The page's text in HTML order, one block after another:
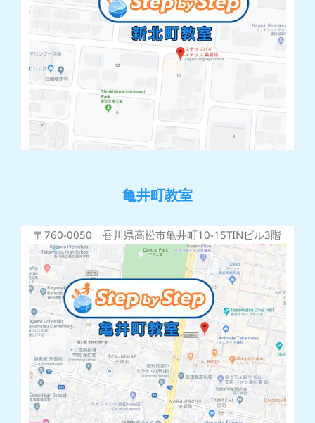
亀井町教室
〒760-0050 香川県高松市亀井町10-15TINビル3階